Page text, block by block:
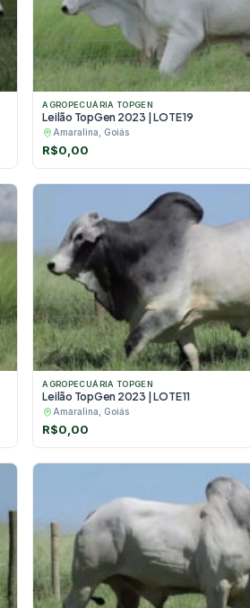
AGROPECUÁRIA TOPGEN
Leilão TopGen 2023 | LOTE 19
Amaralina, Goiás
R$0,00
AGROPECUÁRIA TOPGEN
Leilão TopGen 2023 | LOTE 11
Amaralina, Goiás
R$0,00